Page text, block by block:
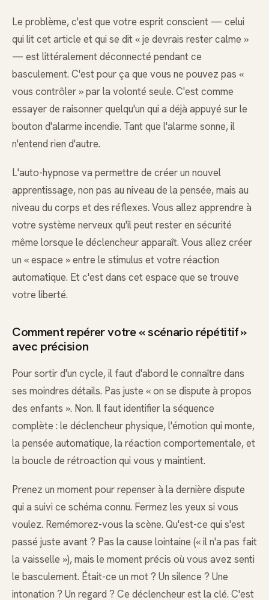
Le problème, c'est que votre esprit conscient — celui
qui lit cet article et qui se dit « je devrais rester calme »
— est littéralement déconnecté pendant ce
basculement. C'est pour ça que vous ne pouvez pas «
vous contrôler » par la volonté seule. C'est comme
essayer de raisonner quelqu'un qui a déjà appuyé sur le
bouton d'alarme incendie. Tant que l'alarme sonne, il
n'entend rien d'autre.
L'auto-hypnose va permettre de créer un nouvel
apprentissage, non pas au niveau de la pensée, mais au
niveau du corps et des réflexes. Vous allez apprendre à
votre système nerveux qu'il peut rester en sécurité
même lorsque le déclencheur apparaît. Vous allez créer
un « espace » entre le stimulus et votre réaction
automatique. Et c'est dans cet espace que se trouve
votre liberté.
Comment repérer votre « scénario répétitif »
avec précision
Pour sortir d'un cycle, il faut d'abord le connaître dans
ses moindres détails. Pas juste « on se dispute à propos
des enfants ». Non. Il faut identifier la séquence
complète : le déclencheur physique, l'émotion qui monte,
la pensée automatique, la réaction comportementale, et
la boucle de rétroaction qui vous y maintient.
Prenez un moment pour repenser à la dernière dispute
qui a suivi ce schéma connu. Fermez les yeux si vous
voulez. Remémorez-vous la scène. Qu'est-ce qui s'est
passé juste avant ? Pas la cause lointaine (« il n'a pas fait
la vaisselle »), mais le moment précis où vous avez senti
le basculement. Était-ce un mot ? Un silence ? Une
intonation ? Un regard ? Ce déclencheur est la clé. C'est